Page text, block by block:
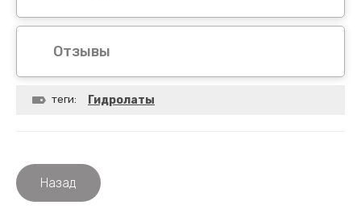
Отзывы
теги: Гидролаты
Назад